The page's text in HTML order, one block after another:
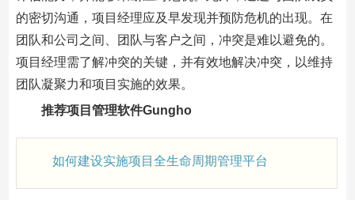
的密切沟通，项目经理应及早发现并预防危机的出现。在
团队和公司之间、团队与客户之间，冲突是难以避免的。
项目经理需了解冲突的关键，并有效地解决冲突，以维持
团队凝聚力和项目实施的效果。
推荐项目管理软件Gungho
如何建设实施项目全生命周期管理平台